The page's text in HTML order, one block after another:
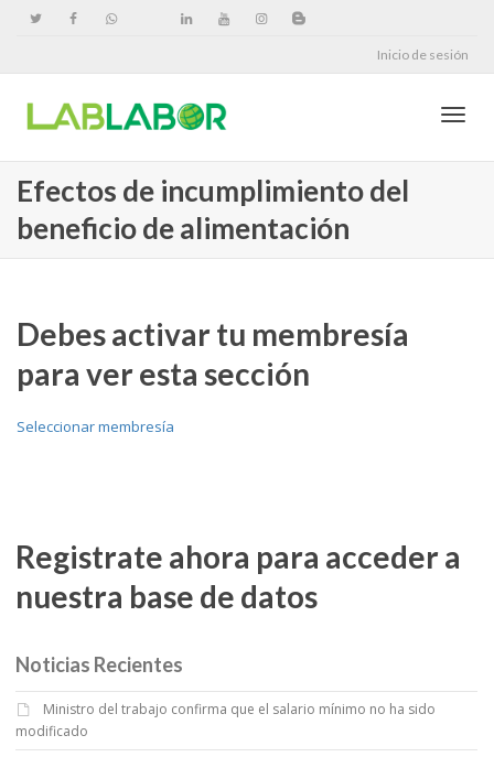
Inicio de sesión
Efectos de incumplimiento del
beneficio de alimentación
Debes activar tu membresía
para ver esta sección
Seleccionar membresía
Registrate ahora para acceder a
nuestra base de datos
Noticias Recientes
Ministro del trabajo confirma que el salario mínimo no ha sido
modificado